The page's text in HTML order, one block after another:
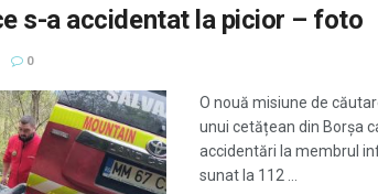
s-a accidentat la picior – foto
0
O nouă misiune de
unui cetățean din Borșa
accidentări la membrul
sunat la 112 ...